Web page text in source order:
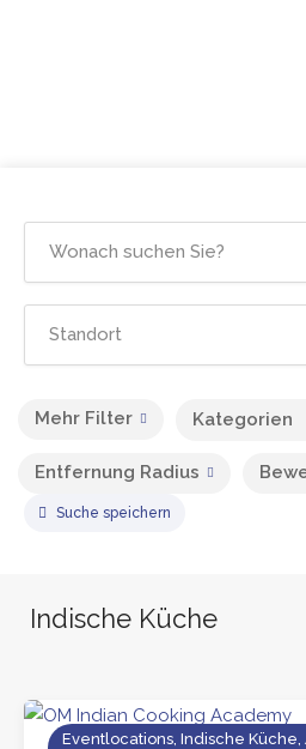
Kategorien
Mehr Filter
Entfernung Radius
Suche speichern
Indische Küche
Eventlocations, Indische